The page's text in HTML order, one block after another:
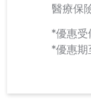
醫療保
*優惠受
*優惠期